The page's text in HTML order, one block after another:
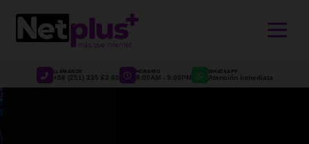
LLÁMANOS
+58 (251) 335 63 80
HORARIO
8:00AM - 9:00PM
WHATSAPP
Atención inmediata